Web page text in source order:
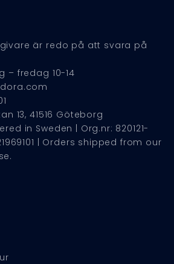
är redo på att svara på
– fredag 10-14
13, 41516 Göteborg
in Sweden | Org.nr: 820121-
| Orders shipped from our